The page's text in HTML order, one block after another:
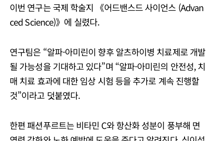
이번 연구는 국제 학술지 《어드밴스드 사이언스 (Advan
ced Science)》에 실렸다.
연구팀은 “알파-아미린이 향후 알츠하이병 치료제로 개발
될 가능성을 기대하고 있다”며 “알파-아미린의 안전성, 치
매 치료 효과에 대한 임상 시험 등을 추가로 계속 진행할
것”이라고 덧붙였다.
한편 패션푸르트는 비타민 C와 항산화 성분이 풍부해 면